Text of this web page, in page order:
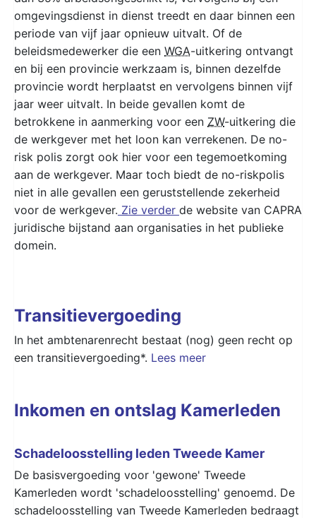
omgevingsdienst in dienst treedt en daar binnen een
periode van vijf jaar opnieuw uitvalt. Of de
beleidsmedewerker die een WGA-uitkering ontvangt
en bij een provincie werkzaam is, binnen dezelfde
provincie wordt herplaatst en vervolgens binnen vijf
jaar weer uitvalt. In beide gevallen komt de
betrokkene in aanmerking voor een ZW-uitkering die
de werkgever met het loon kan verrekenen. De no-
risk polis zorgt ook hier voor een tegemoetkoming
aan de werkgever. Maar toch biedt de no-riskpolis
niet in alle gevallen een geruststellende zekerheid
voor de werkgever. Zie verder de website van CAPRA
juridische bijstand aan organisaties in het publieke
domein.
Transitievergoeding
In het ambtenarenrecht bestaat (nog) geen recht op
een transitievergoeding*. Lees meer
Inkomen en ontslag Kamerleden
Schadeloosstelling leden Tweede Kamer
De basisvergoeding voor 'gewone' Tweede
Kamerleden wordt 'schadeloosstelling' genoemd. De
schadeloosstelling van Tweede Kamerleden bedraagt